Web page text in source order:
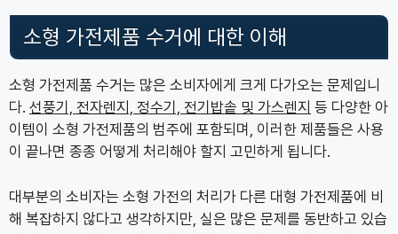
소형 가전제품 수거에 대한 이해
소형 가전제품 수거는 많은 소비자에게 크게 다가오는 문제입니
다. 선풍기, 전자렌지, 정수기, 전기밥솥 및 가스렌지 등 다양한 아
이템이 소형 가전제품의 범주에 포함되며, 이러한 제품들은 사용
이 끝나면 종종 어떻게 처리해야 할지 고민하게 됩니다.
대부분의 소비자는 소형 가전의 처리가 다른 대형 가전제품에 비
해 복잡하지 않다고 생각하지만, 실은 많은 문제를 동반하고 있습